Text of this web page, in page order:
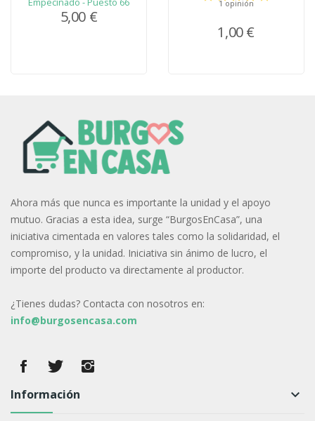
5,00 €
1 opinión
1,00 €
Ahora más que nunca es importante la unidad y el apoyo
mutuo. Gracias a esta idea, surge “BurgosEnCasa”, una
iniciativa cimentada en valores tales como la solidaridad, el
compromiso, y la unidad. Iniciativa sin ánimo de lucro, el
importe del producto va directamente al productor.
¿Tienes dudas? Contacta con nosotros en:
info@burgosencasa.com
Información keyboard_arrow_down